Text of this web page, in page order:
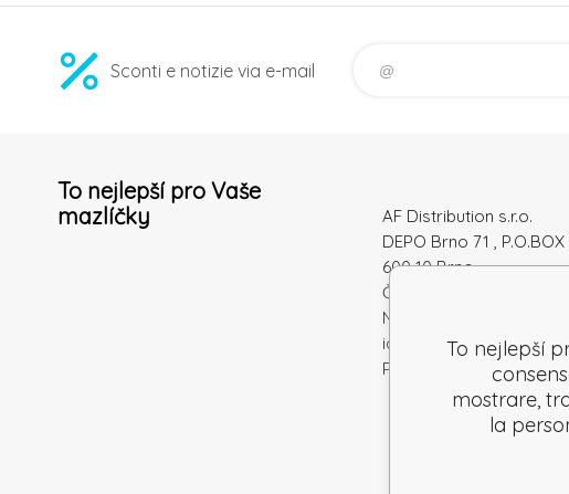
Sconti e notizie via e-mail
To nejlepší pro Vaše
mazlíčky
AF Distribution s.r.o.
DEPO Brno 71 ,
600 10 Brno
Česká republika
Numero di
identificazione:
Partita IVA:
To nejlepší
mostrare,
la